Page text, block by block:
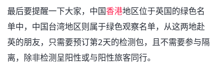
最后要提醒一下大家，中国香港地区位于英国的绿色名
单中，中国台湾地区则属于绿色观察名单，从这两地赴
英的朋友，只需要预订第2天的检测包，且不需要参与隔
离，除非检测呈阳性或与阳性旅客同行。